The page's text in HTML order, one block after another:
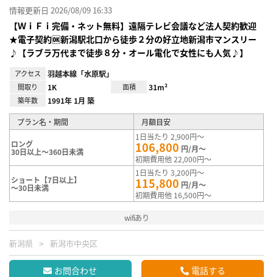
情報更新日 2026/08/09 16:33
【ＷｉＦｉ完備・ネット無料】遠隔テレビ会議など法人契約歓迎
★電子契約🆗新潟駅北口から徒歩２分の好立地新潟市マンスリー
♪【ラブラ万代まで徒歩８分・オール電化で女性にも人気♪】
アクセス 羽越本線「水原駅」
間取り 1K 面積 31m²
築年数 1991年 1月 築
プラン名・期間 月額目安
ロング
30日以上～360日未満
1日当たり 2,900円～
106,800 円/月～
初期費用他 22,000円～
ショート【7日以上】
～30日未満
1日当たり 3,200円～
115,800 円/月～
初期費用他 16,500円～
wifiあり
新潟県 新潟市中央区
お問合わせ 電話する